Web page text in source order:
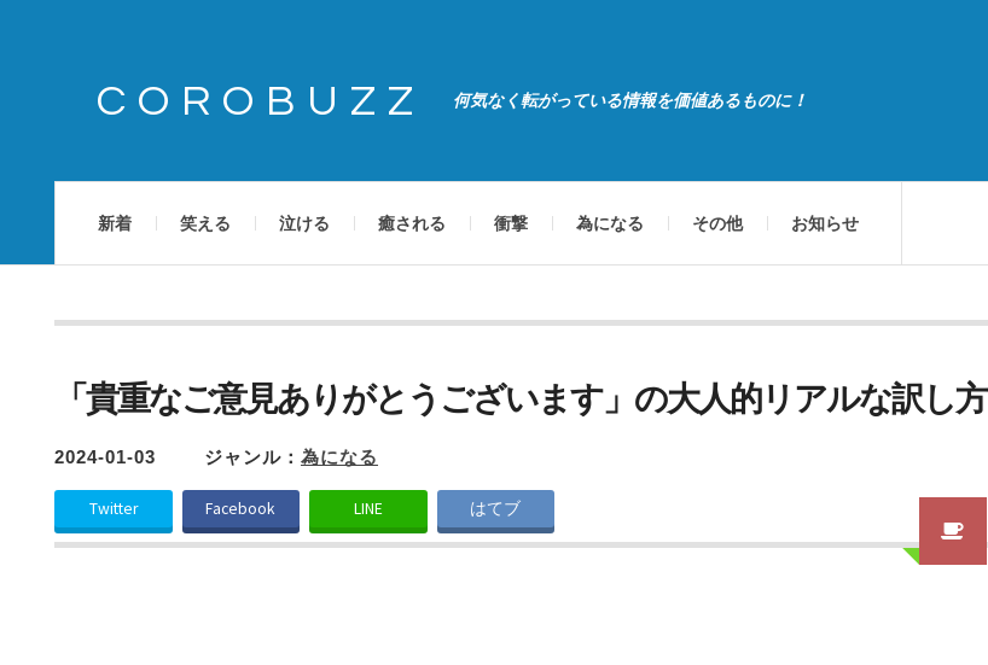
COROBUZZ 何気なく転がっている情報を価値あるものに！
新着 笑える 泣ける 癒される 衝撃 為になる その他 お知らせ
「貴重なご意見ありがとうございます」の大人的リアルな訳し方
2024-01-03 ジャンル： 為になる
Twitter Facebook LINE はてブ